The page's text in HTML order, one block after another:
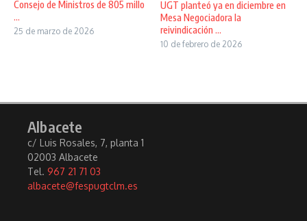
Consejo de Ministros de 805 millo
...
25 de marzo de 2026
UGT planteó ya en diciembre en
Mesa Negociadora la
reivindicación ...
10 de febrero de 2026
Albacete
c/ Luis Rosales, 7, planta 1
02003 Albacete
Tel. 967 21 71 03
albacete@fespugtclm.es